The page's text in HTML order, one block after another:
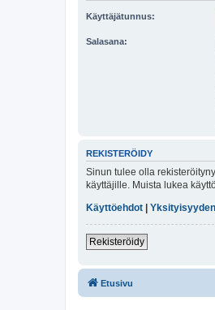
Käyttäjätunnus:
Salasana:
REKISTERÖIDY
Sinun tulee olla
käyttäjille. Muista lukea
Käyttöehdot
Rekisteröidy
Etusivu